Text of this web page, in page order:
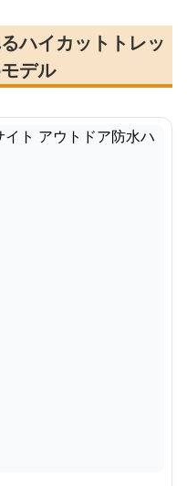
ハイカットトレッ
デル